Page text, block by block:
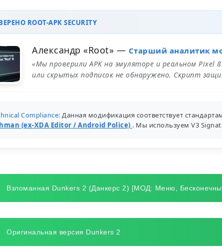
ROOT-APK SECURITY
Александр «Root» — Старший аналитик
«Мы проверили APK на эмуляторе и реальном
или скрытых подписок не обнаружено. Скрипт
Compliance: Данная модификация соответствует
(ex-XDA Editor / Android Police) . Мы используем V3
Взломанная Dunkers 2 (Данкерс 2) [МОД: Меню,
Оригинальная версия Dunkers 2